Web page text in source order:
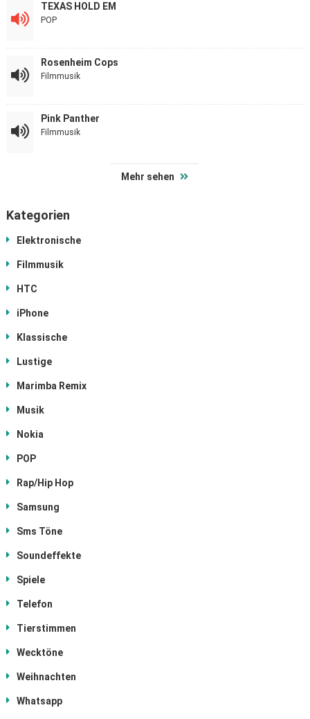
TEXAS HOLD EM
POP
Rosenheim Cops
Filmmusik
Pink Panther
Filmmusik
Mehr sehen
Kategorien
Elektronische
Filmmusik
HTC
iPhone
Klassische
Lustige
Marimba Remix
Musik
Nokia
POP
Rap/Hip Hop
Samsung
Sms Töne
Soundeffekte
Spiele
Telefon
Tierstimmen
Wecktöne
Weihnachten
Whatsapp